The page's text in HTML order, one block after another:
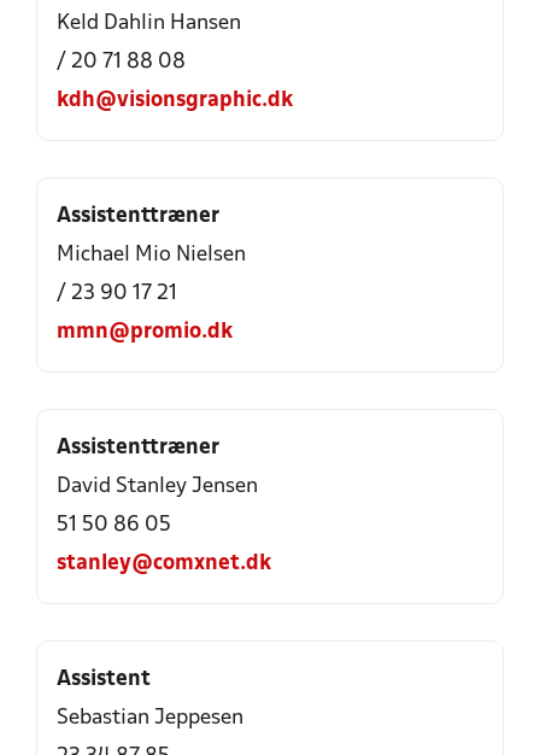
Keld Dahlin Hansen
/ 20 71 88 08
kdh@visionsgraphic.dk
Assistenttræner
Michael Mio Nielsen
/ 23 90 17 21
mmn@promio.dk
Assistenttræner
David Stanley Jensen
51 50 86 05
stanley@comxnet.dk
Assistent
Sebastian Jeppesen